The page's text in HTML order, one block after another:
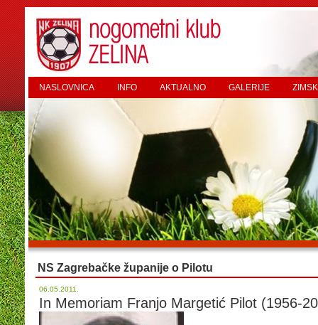
NASLOVNICA INFO AKTUALNO GALERIJE
NS Zagrebačke županije o Pilotu
06.05.2011.
In Memoriam Franjo Margetić Pilot (1956-